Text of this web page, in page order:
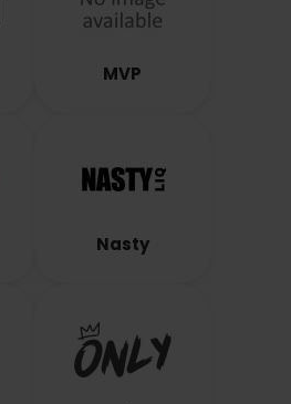
MVP
Nasty